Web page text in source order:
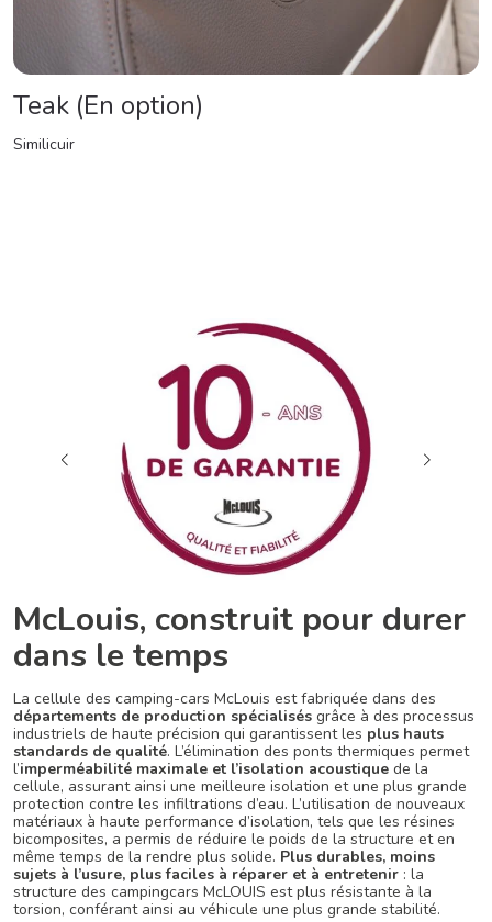
Teak (En option)
Similicuir
McLouis, construit pour durer
dans le temps
La cellule des camping-cars McLouis est fabriquée dans des
départements de production spécialisés grâce à des processus
industriels de haute précision qui garantissent les plus hauts
standards de qualité. L’élimination des ponts thermiques permet
l’imperméabilité maximale et l’isolation acoustique de la
cellule, assurant ainsi une meilleure isolation et une plus grande
protection contre les infiltrations d’eau. L’utilisation de nouveaux
matériaux à haute performance d’isolation, tels que les résines
bicomposites, a permis de réduire le poids de la structure et en
même temps de la rendre plus solide. Plus durables, moins
sujets à l’usure, plus faciles à réparer et à entretenir : la
structure des campingcars McLOUIS est plus résistante à la
torsion, conférant ainsi au véhicule une plus grande stabilité.